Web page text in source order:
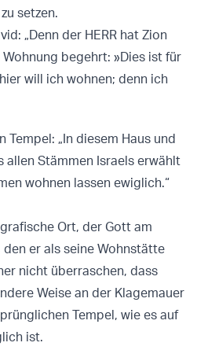
setzen.
„Denn der HERR hat Zion
begehrt: »Dies ist für
will ich wohnen; denn ich
„In diesem Haus und
allen Stämmen Israels erwählt
wohnen lassen ewiglich.“
Ort, der Gott am
er als seine Wohnstätte
nicht überraschen, dass
Weise an der Klagemauer
Tempel, wie es auf
ist.